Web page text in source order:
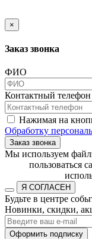
×
Заказ звонка
ФИО
Контактный телефон
Нажимая на
Обработку
Заказ звонка
​​​​​​​Мы используем
пользоваться
Я СОГЛАСЕН
Будьте в центре
Новинки, скидки,
Оформить подписку